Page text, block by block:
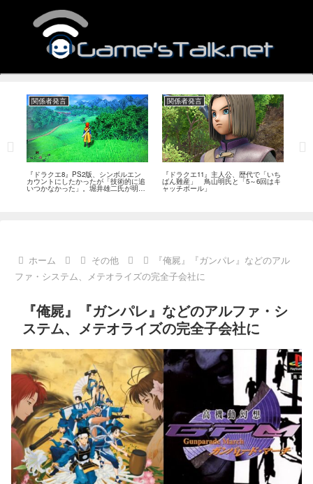
関係者発言
『ドラクエ8』PS2版、シンボルエン
カウントにしたかったが「技術的に追
いつかなかった」。堀井雄二氏が明か
関係者発言
『ドラクエ11』主人公、歴代で「いち
ばん難産」 鳥山明氏と「5～6回はキ
ャッチボール」
ホーム その他
『俺屍』『ガンパレ』などのアル
ファ・システム、メテオライズの完全子会社に
『俺屍』『ガンパレ』などのアルファ・シ
ステム、メテオライズの完全子会社に